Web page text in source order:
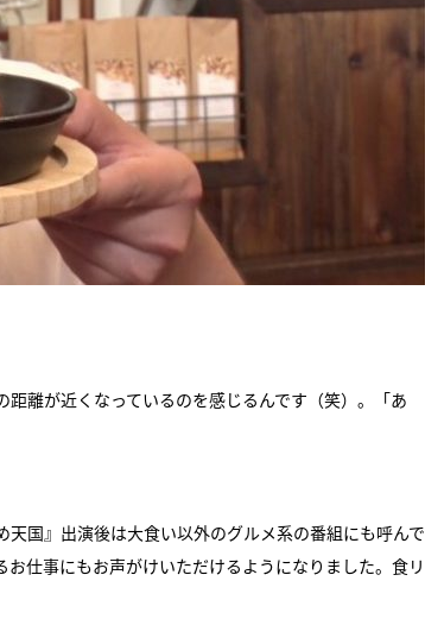
離が近くなっているのを感じるんです（笑）。「あ
国』出演後は大食い以外のグルメ系の番組にも呼んで
仕事にもお声がけいただけるようになりました。食リ